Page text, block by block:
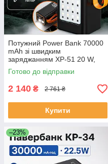
Потужний Power Bank 70000
mAh зі швидким
заряджанням XP-51 20 W,
кемпінговою LED-лампою та
цифровим дисплеєм
Готово до відправки
2 140 ₴ 2 761 ₴
Купити
–23%